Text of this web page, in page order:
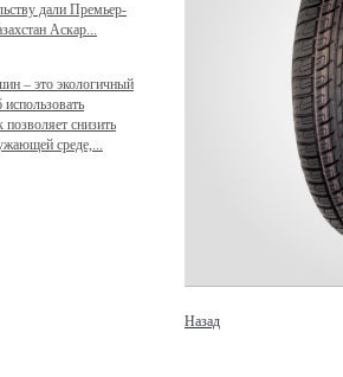
Назад
дали Премьер-
Аскар...
– это экологичный
снизить
среде,...